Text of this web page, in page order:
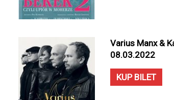
Varius Manx &
08.03.2022
KUP BILET